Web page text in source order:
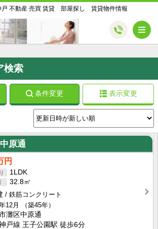
戸 不動産 売買 賃貸 部屋探し 賃貸物件情報
索
条件変更 表示変更
原通
円
1LDK
32.8㎡
鉄筋コンクリート
12月
（築45年）
灘区中原通
戸線 王子公園駅 徒歩6分